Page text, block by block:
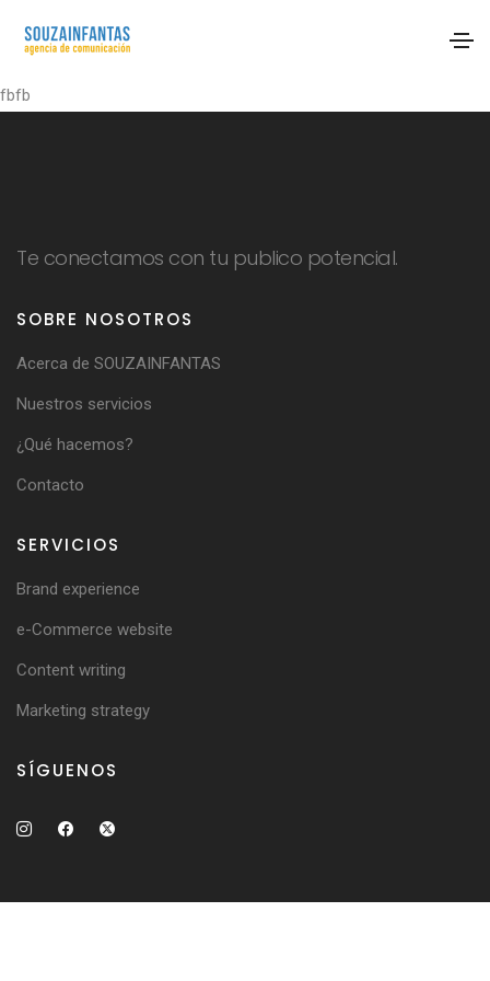
fbfb
Te conectamos con tu publico potencial.
SOBRE NOSOTROS
Acerca de SOUZAINFANTAS
Nuestros servicios
¿Qué hacemos?
Contacto
SERVICIOS
Brand experience
e-Commerce website
Content writing
Marketing strategy
SÍGUENOS